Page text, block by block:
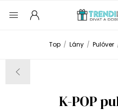
Top / Lány / Pulóver
K-POP